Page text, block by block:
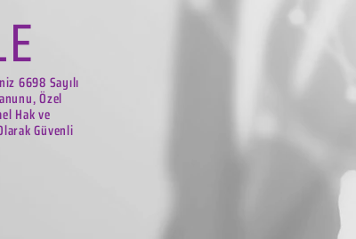
6698 Sayılı
Özel
Hak ve
Güvenli